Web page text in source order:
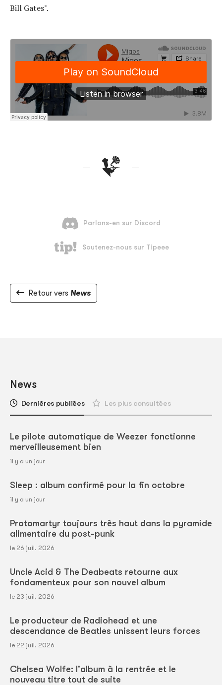
Bill Gates".
Retour vers News
News
Dernières publiées Les plus consultées
Le pilote automatique de Weezer fonctionne
merveilleusement bien
il y a un jour
Sleep : album confirmé pour la fin octobre
il y a un jour
Protomartyr toujours très haut dans la pyramide
alimentaire du post-punk
le 26 juil. 2026
Uncle Acid & The Deabeats retourne aux
fondamenteux pour son nouvel album
le 23 juil. 2026
Le producteur de Radiohead et une
descendance de Beatles unissent leurs forces
le 22 juil. 2026
Chelsea Wolfe: l'album à la rentrée et le
nouveau titre tout de suite